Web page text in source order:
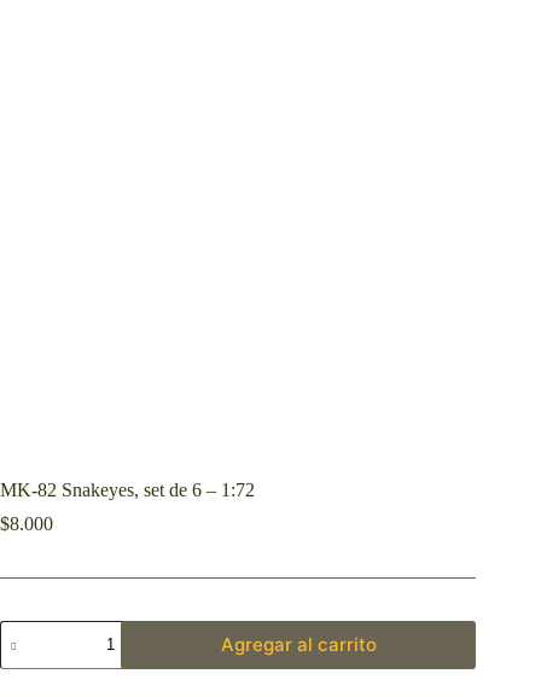
MK-82 Snakeyes, set de 6 – 1:72
$8.000
Agregar al carrito